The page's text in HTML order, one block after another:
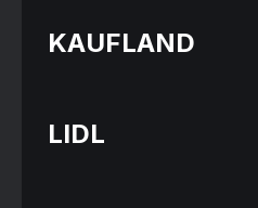
KAUFLAND
LIDL